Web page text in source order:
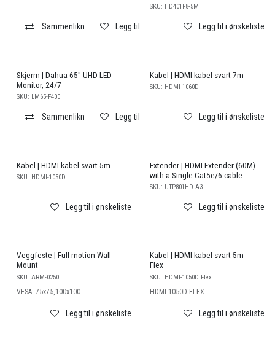
Sammenlikn Legg til i ønskeliste
SKU: HD401F8-5M
Legg til i ønskeliste
Skjerm | Dahua 65'' UHD LED
Monitor, 24/7
SKU: LM65-F400
Sammenlikn Legg til i ønskeliste
Kabel | HDMI kabel svart 7m
SKU: HDMI-1060D
Legg til i ønskeliste
Kabel | HDMI kabel svart 5m
SKU: HDMI-1050D
Legg til i ønskeliste
Extender | HDMI Extender (60M)
with a Single Cat5e/6 cable
SKU: UTP801HD-A3
Legg til i ønskeliste
Veggfeste | Full-motion Wall
Mount
SKU: ARM-0250
VESA: 75x75,100x100
Legg til i ønskeliste
Kabel | HDMI kabel svart 5m
Flex
SKU: HDMI-1050D Flex
HDMI-1050D-FLEX
Legg til i ønskeliste